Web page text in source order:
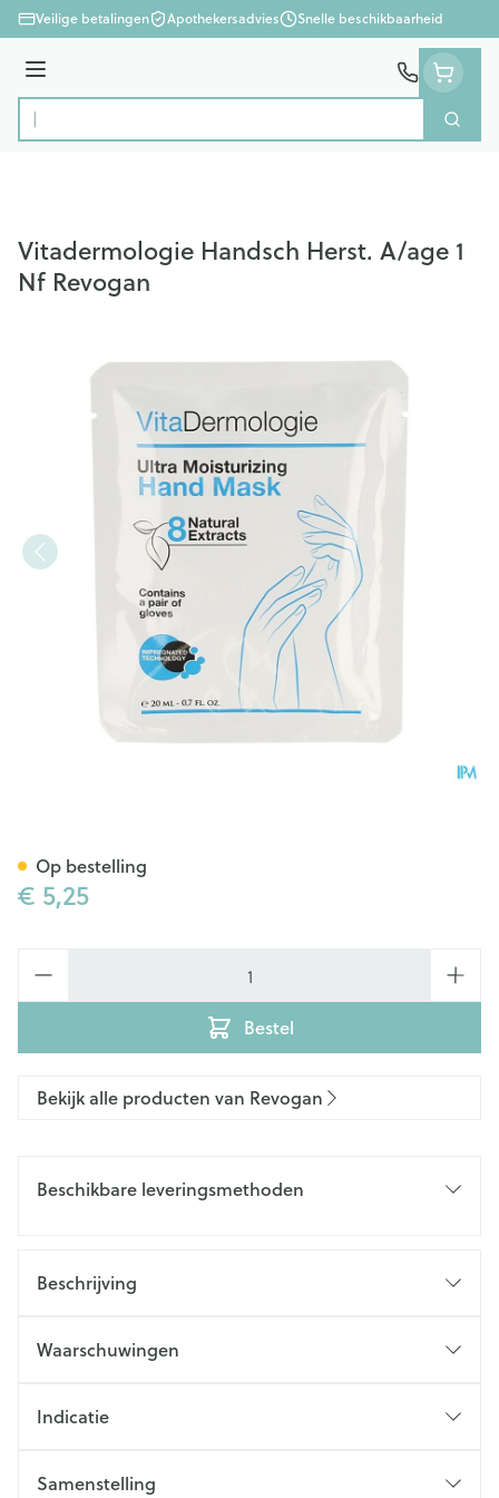
Ga naar de inhoud
Veilige betalingen Apothekersadvies Snelle beschikbaarheid
Menu
Product, merk, categorie...
Zoek
Vitadermologie Handsch Herst. A/age 1
Nf Revogan
€ 5,25
Bestel
Op bestelling
Bekijk alle producten van Revogan
Beschikbare leveringsmethoden
Beschrijving
Waarschuwingen
Indicatie
Samenstelling